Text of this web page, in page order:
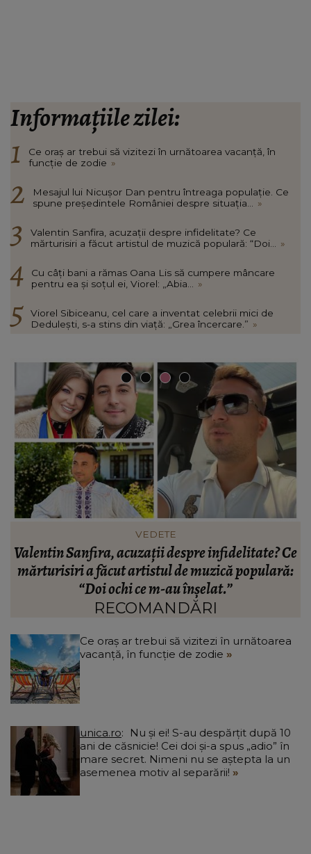
Informațiile zilei:
Ce oraș ar trebui să vizitezi în urnătoarea vacanță, în
funcție de zodie »
Mesajul lui Nicușor Dan pentru întreaga populație. Ce
spune președintele României despre situația... »
Valentin Sanfira, acuzații despre infidelitate? Ce
mărturisiri a făcut artistul de muzică populară: “Doi... »
Cu câți bani a rămas Oana Lis să cumpere mâncare
pentru ea și soțul ei, Viorel: „Abia... »
Viorel Sibiceanu, cel care a inventat celebrii mici de
Dedulești, s-a stins din viață: „Grea încercare.” »
VEDETE
Valentin Sanfira, acuzații despre infidelitate? Ce
mărturisiri a făcut artistul de muzică populară:
“Doi ochi ce m-au înșelat.”
RECOMANDĂRI
Ce oraș ar trebui să vizitezi în urnătoarea
vacanță, în funcție de zodie
unica.ro
ani de căsnicie! Cei doi și-a spus „adio” în
mare secret. Nimeni nu se aștepta la un
asemenea motiv al separării!